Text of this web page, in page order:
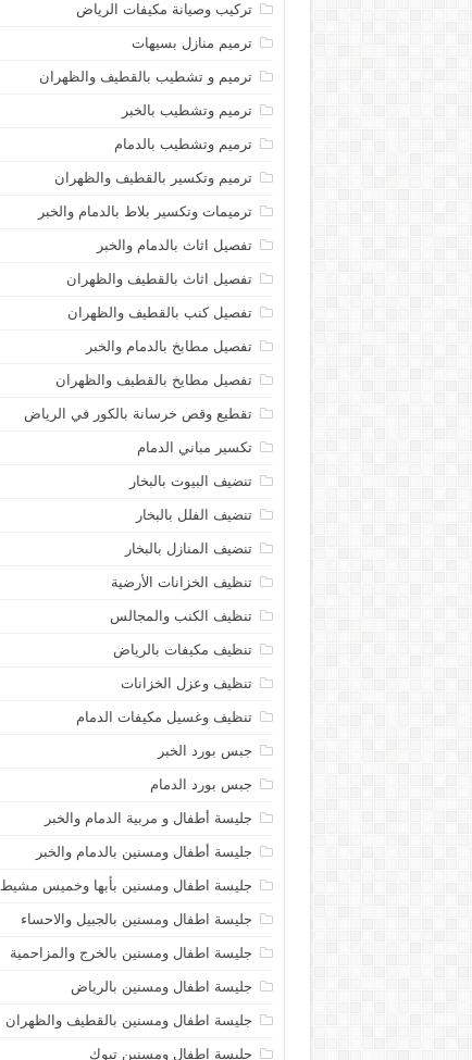
تركيب وصيانة مكيفات الرياض
ترميم منازل بسيهات
ترميم و تشطيب بالقطيف والظهران
ترميم وتشطيب بالخبر
ترميم وتشطيب بالدمام
ترميم وتكسير بالقطيف والظهران
ترميمات وتكسير بلاط بالدمام والخبر
تفصيل اثاث بالدمام والخبر
تفصيل اثاث بالقطيف والظهران
تفصيل كنب بالقطيف والظهران
تفصيل مطابخ بالدمام والخبر
تفصيل مطايخ بالقطيف والظهران
تقطيع وقص خرسانة بالكور في الرياض
تكسير مباني الدمام
تنضيف البيوت بالبخار
تنضيف الفلل بالبخار
تنضيف المنازل بالبخار
تنظيف الخزانات الأرضية
تنظيف الكنب والمجالس
تنظيف مكيفات بالرياض
تنظيف وعزل الخزانات
تنظيف وغسيل مكيفات الدمام
جبس بورد الخبر
جبس بورد الدمام
جليسة أطفال و مربية الدمام والخبر
جليسة أطفال ومسنين بالدمام والخبر
جليسة اطفال ومسنين بأبها وخميس مشيط
جليسة اطفال ومسنين بالجبيل والاحساء
جليسة اطفال ومسنين بالخرج والمزاحمية
جليسة اطفال ومسنين بالرياض
جليسة اطفال ومسنين بالقطيف والظهران
جليسة اطفال ومسنين تبوك